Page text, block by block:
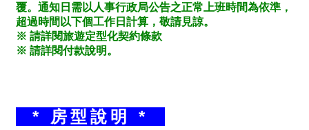
覆。通知日需以人事行政局公告之正常上班時間為依準，
超過時間以下個工作日計算，敬請見諒。
※ 請詳閱旅遊定型化契約條款
※ 請詳閱付款說明。
* 房型說明 *